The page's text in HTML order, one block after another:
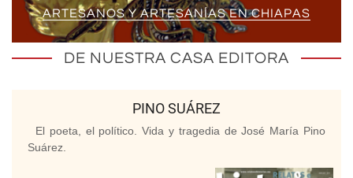
ARTESANOS Y ARTESANÍAS EN CHIAPAS
DE NUESTRA CASA EDITORA
PINO SUÁREZ
El poeta, el político. Vida y tragedia de José María Pino
Suárez.